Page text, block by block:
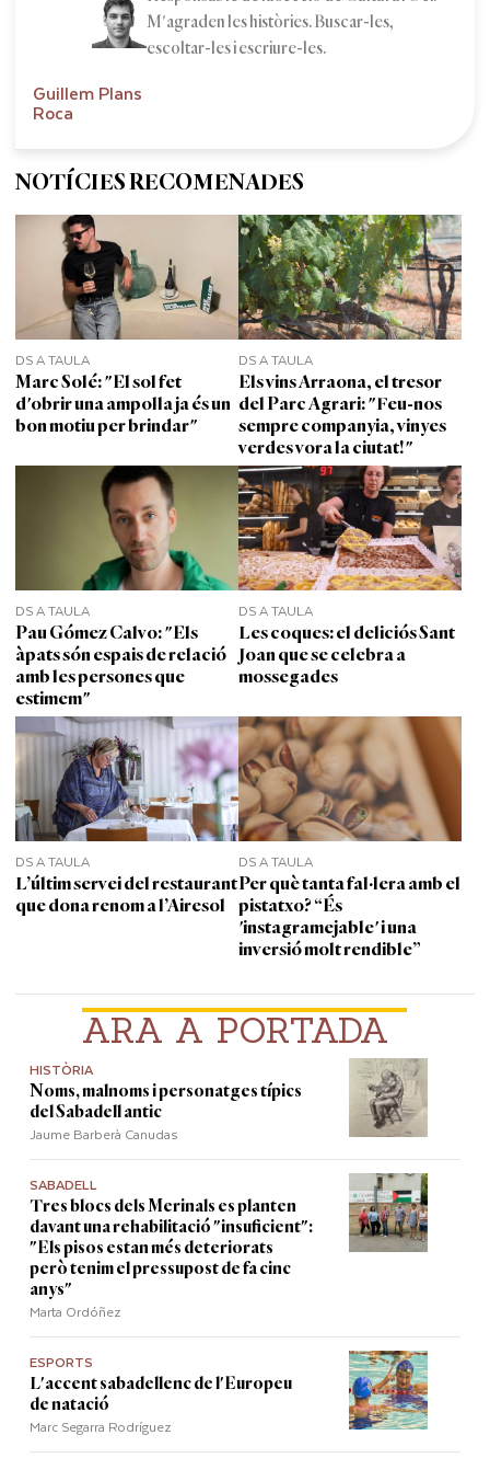
ARA A PORTADA
HISTÒRIA
Noms, malnoms i personatges típics
del Sabadell antic
Jaume Barberà Canudas
SABADELL
Tres blocs dels Merinals es planten
davant una rehabilitació "insuficient":
"Els pisos estan més deteriorats
però tenim el pressupost de fa cinc
anys"
Marta Ordóñez
ESPORTS
L'accent sabadellenc de l'Europeu
de natació
Marc Segarra Rodríguez
Guillem Plans
Roca
M'agraden les històries. Buscar-les,
escoltar-les i escriure-les.
NOTÍCIES RECOMENADES
DS A TAULA
Marc Solé: "El sol fet
d'obrir una ampolla ja és un
bon motiu per brindar"
DS A TAULA
Els vins Arraona, el tresor
del Parc Agrari: "Feu-nos
sempre companyia, vinyes
verdes vora la ciutat!"
DS A TAULA
Pau Gómez Calvo: "Els
àpats són espais de relació
amb les persones que
estimem"
DS A TAULA
Les coques: el deliciós Sant
Joan que se celebra a
mossegades
DS A TAULA
L’últim servei del restaurant
que dona renom a l’Airesol
DS A TAULA
Per què tanta fal·lera amb el
pistatxo? “És
'instagramejable' i una
inversió molt rendible”